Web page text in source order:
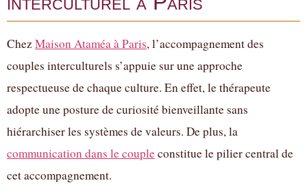
ChezMaison Ataméa à Paris, l’accompagnement des
couples interculturels s’appuie sur une approche
respectueuse de chaque culture. En effet, le thérapeute
adopte une posture de curiosité bienveillante sans
hiérarchiser les systèmes de valeurs. De plus, la
communication dans le coupleconstitue le pilier central de
cet accompagnement.